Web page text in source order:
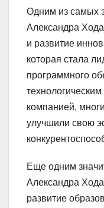
Одним из самых
Александра
и развитие
которая стала
программного
компанией,
улучшили свою
Еще одним
Александра
развитие